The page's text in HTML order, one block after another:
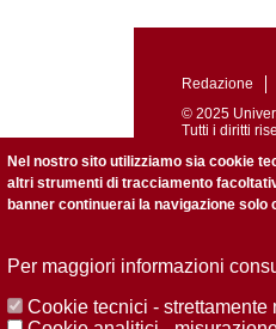
Redazione
© 2025
Tutti i diritti
Nel nostro sito utilizziamo sia cookie
altri strumenti di tracciamento
banner continuerai la navigazione
Per maggiori informazioni
Cookie tecnici - strettamente